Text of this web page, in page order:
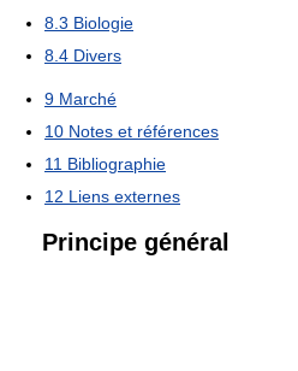
8.3 Biologie
8.4 Divers
9 Marché
10 Notes et références
11 Bibliographie
12 Liens externes
Principe général